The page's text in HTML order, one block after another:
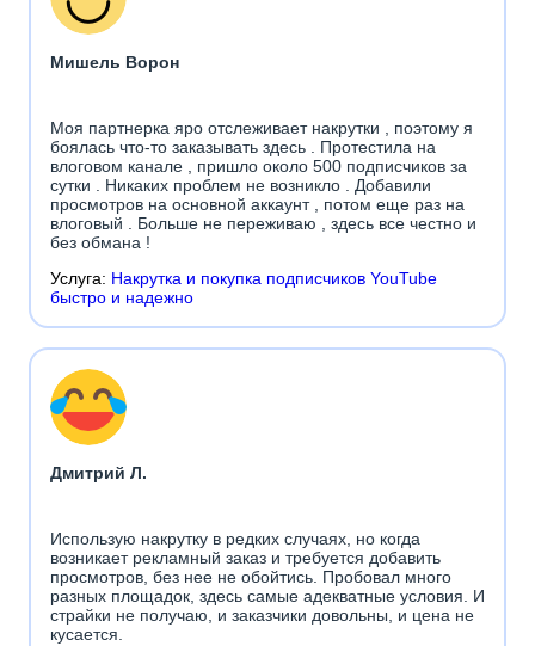
Мишель Ворон
Моя партнерка яро отслеживает накрутки , поэтому я
боялась что-то заказывать здесь . Протестила на
влоговом канале , пришло около 500 подписчиков за
сутки . Никаких проблем не возникло . Добавили
просмотров на основной аккаунт , потом еще раз на
влоговый . Больше не переживаю , здесь все честно и
без обмана !
Услуга: Накрутка и покупка подписчиков YouTube
быстро и надежно
Дмитрий Л.
Использую накрутку в редких случаях, но когда
возникает рекламный заказ и требуется добавить
просмотров, без нее не обойтись. Пробовал много
разных площадок, здесь самые адекватные условия. И
страйки не получаю, и заказчики довольны, и цена не
кусается.